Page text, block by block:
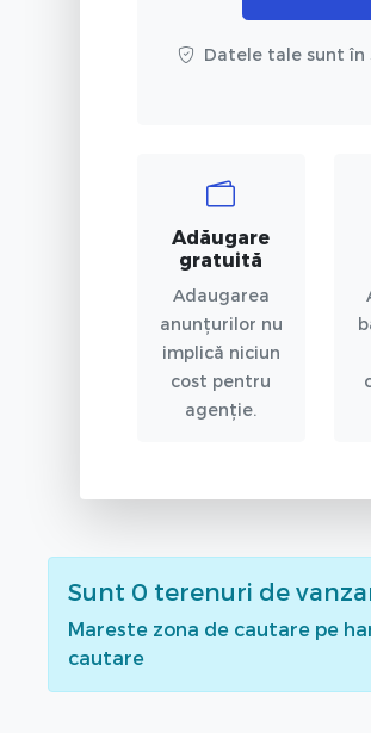
Datele tale sunt în
Adăugare
gratuită
Adaugarea
anunțurilor nu
implică niciun
cost pentru
agenție.
Sunt 0 terenuri de
Mareste zona de cautare pe
cautare